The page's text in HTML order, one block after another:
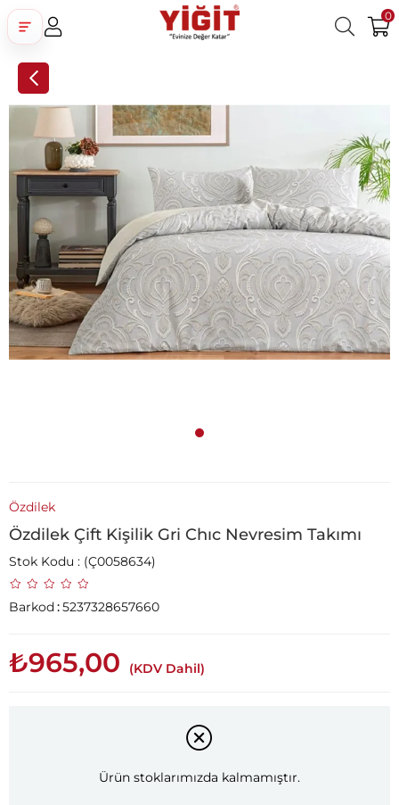
0
Google İle Bağlan
Özdilek
Özdilek Çift Kişilik Gri Chıc Nevresim Takımı
Stok Kodu (Ç0058634)
Barkod:5237328657660
₺965,00 (KDV Dahil)
Ürün stoklarımızda kalmamıştır.